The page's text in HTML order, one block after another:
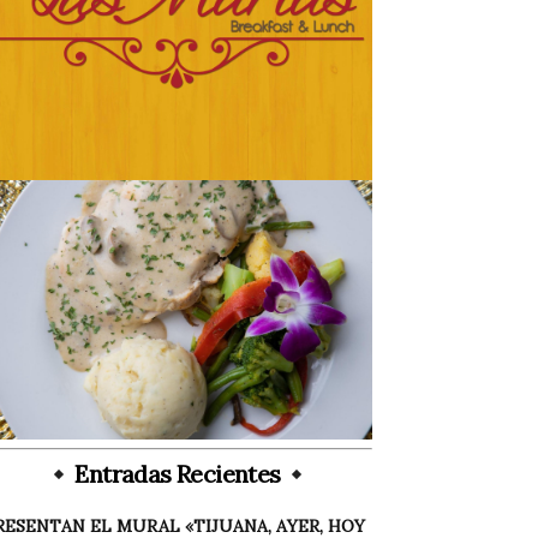
Entradas Recientes
EL MURAL «TIJUANA, AYER, HOY